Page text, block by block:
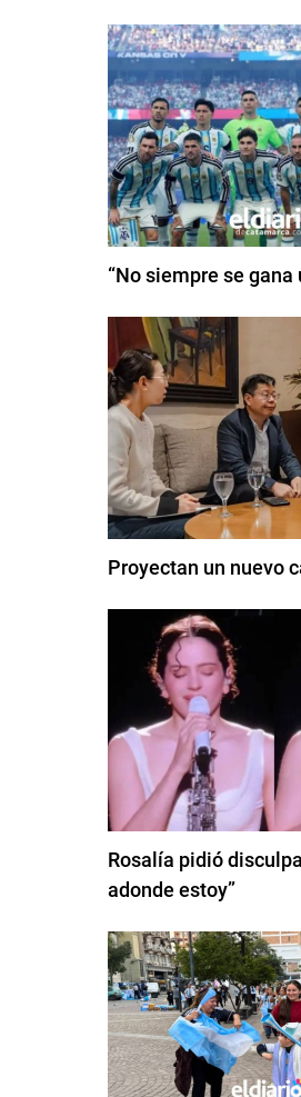
“No siempre se
Proyectan un nuevo
Rosalía pidió
adonde estoy”